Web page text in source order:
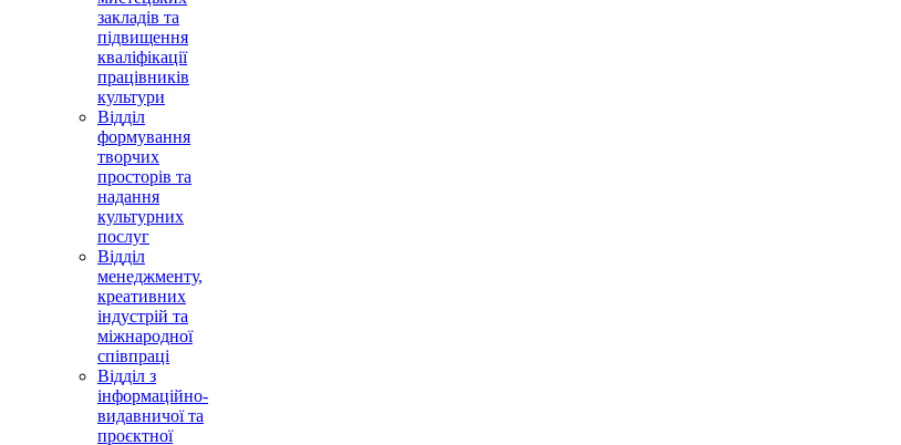
закладів та
підвищення
кваліфікації
працівників
культури
Відділ
формування
творчих
просторів та
надання
культурних
послуг
Відділ
менеджменту,
креативних
індустрій та
міжнародної
співпраці
Відділ з
інформаційно-
видавничої та
проєктної